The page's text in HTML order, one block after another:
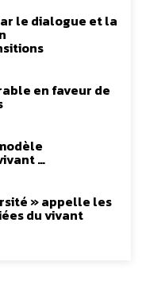
le dialogue et la
en faveur de
…
» appelle les
du vivant